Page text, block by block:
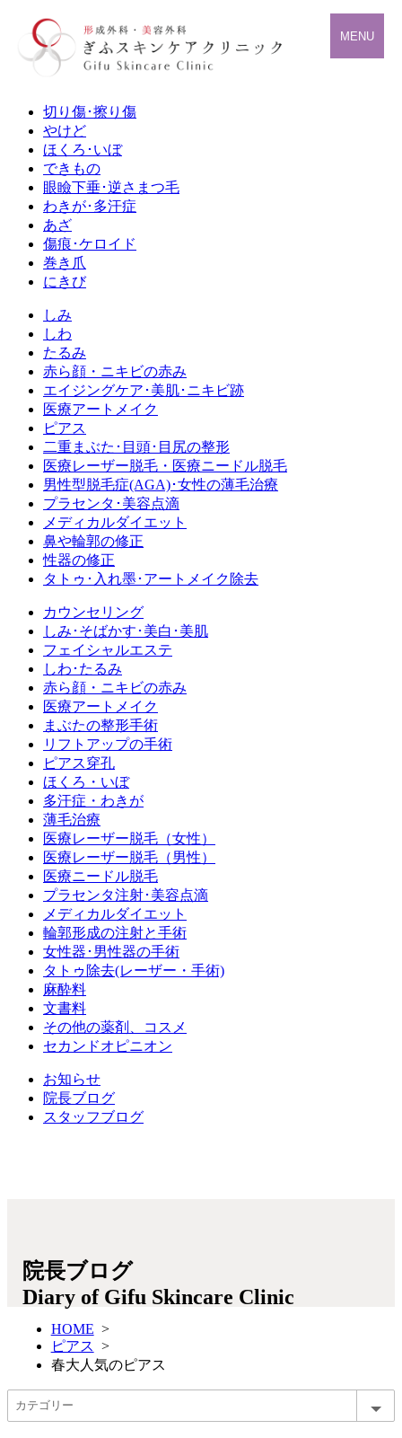
MENU
切り傷･擦り傷
やけど
ほくろ･いぼ
できもの
眼瞼下垂･逆さまつ毛
わきが･多汗症
あざ
傷痕･ケロイド
巻き爪
にきび
しみ
しわ
たるみ
赤ら顔・ニキビの赤み
エイジングケア･美肌･ニキビ跡
医療アートメイク
ピアス
二重まぶた･目頭･目尻の整形
医療レーザー脱毛・医療ニードル脱毛
男性型脱毛症(AGA)･女性の薄毛治療
プラセンタ･美容点滴
メディカルダイエット
鼻や輪郭の修正
性器の修正
タトゥ･入れ墨･アートメイク除去
カウンセリング
しみ･そばかす･美白･美肌
フェイシャルエステ
しわ･たるみ
赤ら顔・ニキビの赤み
医療アートメイク
まぶたの整形手術
リフトアップの手術
ピアス穿孔
ほくろ・いぼ
多汗症・わきが
薄毛治療
医療レーザー脱毛（女性）
医療レーザー脱毛（男性）
医療ニードル脱毛
プラセンタ注射･美容点滴
メディカルダイエット
輪郭形成の注射と手術
女性器･男性器の手術
タトゥ除去(レーザー・手術)
麻酔料
文書料
その他の薬剤、コスメ
セカンドオピニオン
お知らせ
院長ブログ
スタッフブログ
院長ブログ
Diary of Gifu Skincare Clinic
HOME >
ピアス >
春大人気のピアス